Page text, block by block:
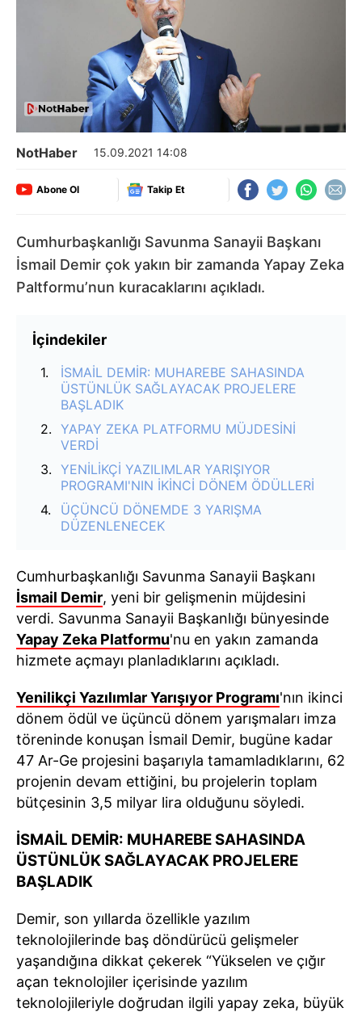
NotHaber 15.09.2021 14:08
Abone Ol Takip Et
Cumhurbaşkanlığı Savunma Sanayii Başkanı
İsmail Demir çok yakın bir zamanda Yapay Zeka
Paltformu’nun kuracaklarını açıkladı.
İçindekiler
İSMAİL DEMİR: MUHAREBE SAHASINDA
ÜSTÜNLÜK SAĞLAYACAK PROJELERE
BAŞLADIK
YAPAY ZEKA PLATFORMU MÜJDESİNİ
VERDİ
YENİLİKÇİ YAZILIMLAR YARIŞIYOR
PROGRAMI'NIN İKİNCİ DÖNEM ÖDÜLLERİ
ÜÇÜNCÜ DÖNEMDE 3 YARIŞMA
DÜZENLENECEK
Cumhurbaşkanlığı Savunma Sanayii Başkanı
İsmail Demir, yeni bir gelişmenin müjdesini
verdi. Savunma Sanayii Başkanlığı bünyesinde
Yapay Zeka Platformu'nu en yakın zamanda
hizmete açmayı planladıklarını açıkladı.
Yenilikçi Yazılımlar Yarışıyor Programı'nın ikinci
dönem ödül ve üçüncü dönem yarışmaları imza
töreninde konuşan İsmail Demir, bugüne kadar
47 Ar-Ge projesini başarıyla tamamladıklarını, 62
projenin devam ettiğini, bu projelerin toplam
bütçesinin 3,5 milyar lira olduğunu söyledi.
İSMAİL DEMİR: MUHAREBE SAHASINDA
ÜSTÜNLÜK SAĞLAYACAK PROJELERE
BAŞLADIK
Demir, son yıllarda özellikle yazılım
teknolojilerinde baş döndürücü gelişmeler
yaşandığına dikkat çekerek “Yükselen ve çığır
açan teknolojiler içerisinde yazılım
teknolojileriyle doğrudan ilgili yapay zeka, büyük